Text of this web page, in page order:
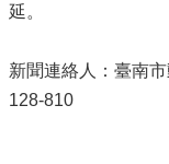
延。
新聞連絡人：臺南
128-810